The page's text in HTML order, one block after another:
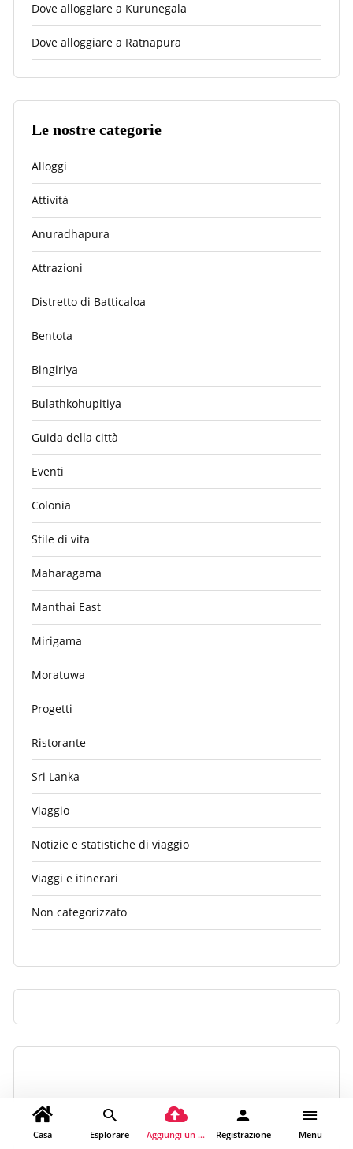
Dove alloggiare a Kurunegala
Dove alloggiare a Ratnapura
Le nostre categorie
Alloggi
Attività
Anuradhapura
Attrazioni
Distretto di Batticaloa
Bentota
Bingiriya
Bulathkohupitiya
Guida della città
Eventi
Colonia
Stile di vita
Maharagama
Manthai East
Mirigama
Moratuwa
Progetti
Ristorante
Sri Lanka
Viaggio
Notizie e statistiche di viaggio
Viaggi e itinerari
Non categorizzato
Casa Esplorare Aggiungi un luogo Registrazione Menu